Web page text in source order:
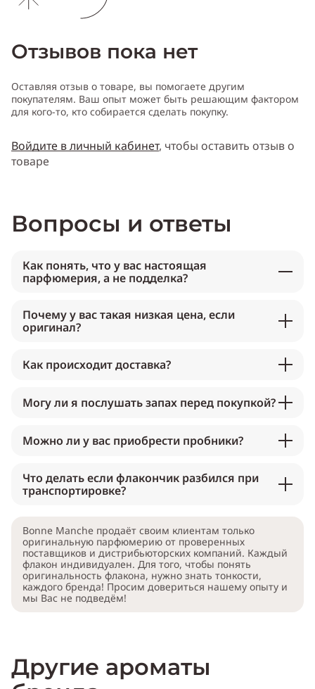
Отзывов пока нет
Оставляя отзыв о товаре, вы помогаете другим
покупателям. Ваш опыт может быть решающим фактором
для кого-то, кто собирается сделать покупку.
Войдите в личный кабинет, чтобы оставить отзыв о
товаре
Вопросы и ответы
Как понять, что у вас настоящая
парфюмерия, а не подделка?
Почему у вас такая низкая цена, если
оригинал?
Как происходит доставка?
Могу ли я послушать запах перед покупкой?
Можно ли у вас приобрести пробники?
Что делать если флакончик разбился при
транспортировке?
Bonne Manche продаёт своим клиентам только
оригинальную парфюмерию от проверенных
поставщиков и дистрибьюторских компаний. Каждый
флакон индивидуален. Для того, чтобы понять
оригинальность флакона, нужно знать тонкости,
каждого бренда! Просим довериться нашему опыту и
мы Вас не подведём!
Другие ароматы